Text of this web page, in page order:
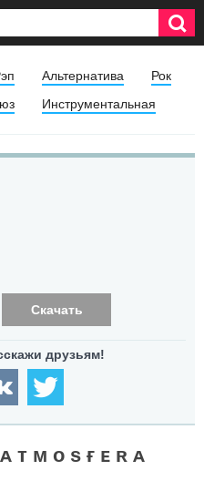
Альтернатива
Рок
Инструментальная
Скачать
ᴛ ᴍ ᴏ s ғ ᴇ ʀ ᴀ